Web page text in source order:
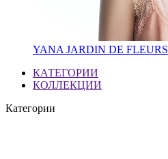
YANA JARDIN DE FLEURS
КАТЕГОРИИ
КОЛЛЕКЦИИ
Категории